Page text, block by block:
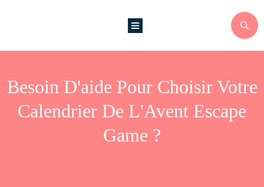
Besoin D'aide Pour Choisir Votre
Calendrier De L'Avent Escape
Game ?